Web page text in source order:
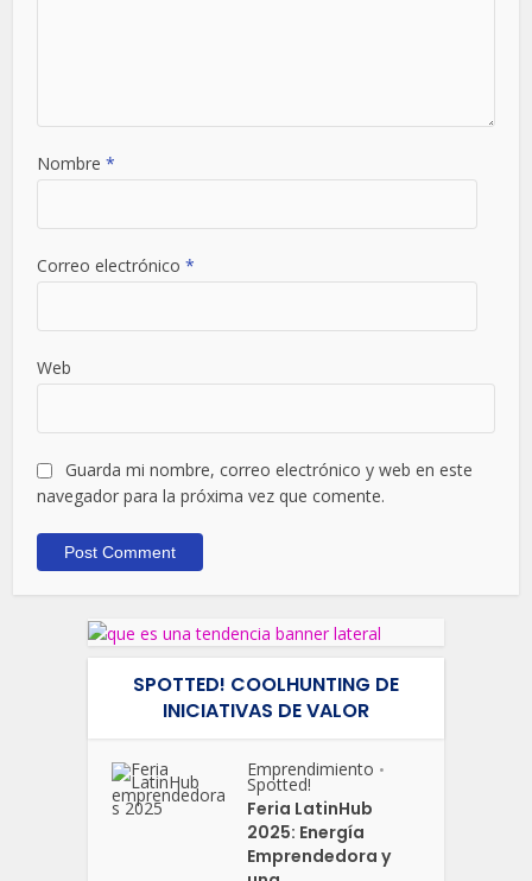
Nombre*
Correo electrónico*
Web
Guarda mi nombre, correo electrónico y web en este
navegador para la próxima vez que comente.
SPOTTED! COOLHUNTING DE
INICIATIVAS DE VALOR
Emprendimiento •
Spotted!
Feria LatinHub
2025: Energía
Emprendedora y